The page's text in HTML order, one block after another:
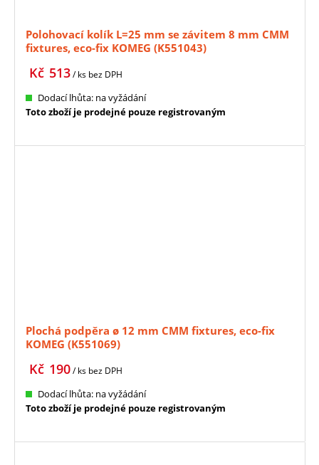
Polohovací kolík L=25 mm se závitem 8 mm CMM
fixtures, eco-fix KOMEG (K551043)
513
Kč / ks bez DPH
Dodací lhůta: na vyžádání
Toto zboží je prodejné pouze registrovaným
Plochá podpěra ø 12 mm CMM fixtures, eco-fix
KOMEG (K551069)
190
Kč / ks bez DPH
Dodací lhůta: na vyžádání
Toto zboží je prodejné pouze registrovaným